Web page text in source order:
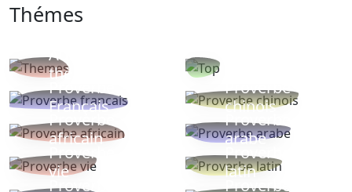
Thémes
Autres
thèmes
Proverbe
Français
Proverbe
chinois
Proverbe
africain
Proverbe
arabe
Proverbe
vie
Proverbe
latin
Proverbes
Proverbe